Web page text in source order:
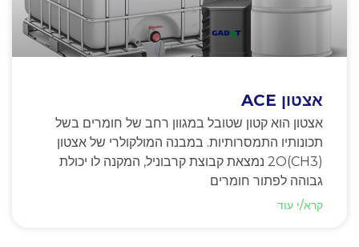
אצטון ACE
אצטון הוא קטון שטובל במגוון רחב של חומרים בשל
תכונותיו התמסרותיות. במבנה המולקולרי של אצטון
(CH3)2O נמצאת קבוצת קרבוניל, המקנה לו יכולת
גבוהה לפתור חומרים
קרא/י עוד